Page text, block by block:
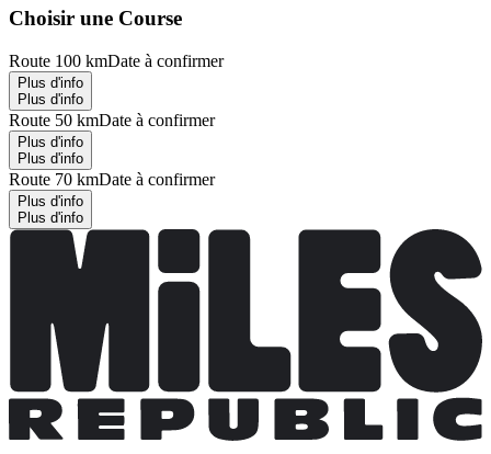
Choisir une Course
Route 100 kmDate à confirmer
Plus d'info
Plus d'info
Route 50 kmDate à confirmer
Plus d'info
Plus d'info
Route 70 kmDate à confirmer
Plus d'info
Plus d'info